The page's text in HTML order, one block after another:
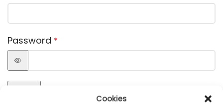
Cookies
Password *